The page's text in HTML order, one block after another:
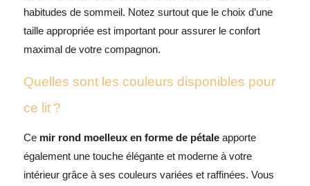
habitudes de sommeil. Notez surtout que le choix d’une
taille appropriée est important pour assurer le confort
maximal de votre compagnon.
Quelles sont les couleurs disponibles pour
ce lit ?
Ce mir rond moelleux en forme de pétaleapporte
également une touche élégante et moderne à votre
intérieur grâce à ses couleurs variées et raffinées. Vous